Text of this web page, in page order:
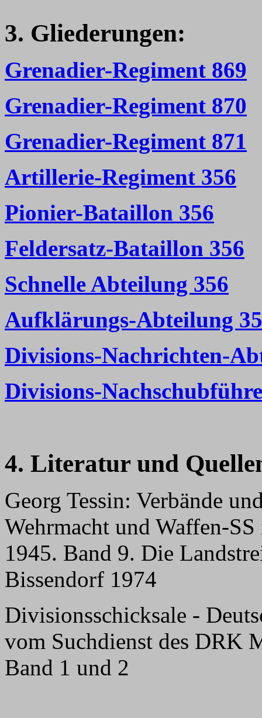
3. Gliederungen:
Grenadier-Regiment 869
Grenadier-Regiment 870
Grenadier-Regiment 871
Artillerie-Regiment 356
Pionier-Bataillon 356
Feldersatz-Bataillon 356
Schnelle Abteilung 356
Aufklärungs-Abteilung
Divisions-Nachrichten-
Divisions-
4. Literatur und
Georg Tessin: Verbände
Wehrmacht und Waffen-
1945. Band 9. Die
Bissendorf 1974
Divisionsschicksale -
vom Suchdienst des DRK
Band 1 und 2